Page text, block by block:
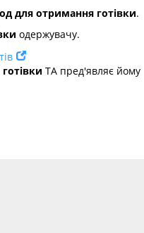
для отримання готівки.
одержувачу.
ТА пред'являє йому